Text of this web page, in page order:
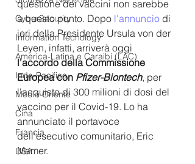
CyberSecurity
Information Tecnology
America-Latina e Caraibi (LAC)
Indo-Pacifico
Medio Oriente
Cina
Francia
USA
questione dei vaccini non sarebbe
a questo punto. Dopo l'annuncio di
ieri della Presidente Ursula von der
Leyen, infatti, arriverà oggi
l'accordo della Commissione
Europea con Pfizer-Biontech, per
l'acquisto di 300 milioni di dosi del
vaccino per il Covid-19. Lo ha
annunciato il portavoce
dell'esecutivo comunitario, Eric
Mamer.